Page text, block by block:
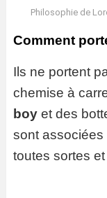
Philosophie de
Comment
Ils ne portent
chemise à
boy et des
sont
toutes sortes